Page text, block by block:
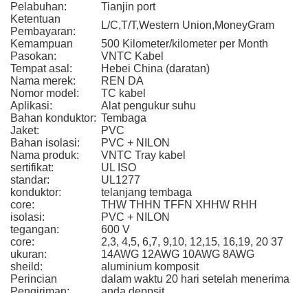
Pelabuhan:
Tianjin port
Ketentuan
Pembayaran:
L/C,T/T,Western Union,MoneyGram
Kemampuan
Pasokan:
500 Kilometer/kilometer per Month
VNTC Kabel
Tempat asal:
Hebei China (daratan)
Nama merek:
REN DA
Nomor model:
TC kabel
Aplikasi:
Alat pengukur suhu
Bahan konduktor: Tembaga
Jaket:
PVC
Bahan isolasi:
PVC + NILON
Nama produk:
VNTC Tray kabel
sertifikat:
UL ISO
standar:
UL1277
konduktor:
telanjang tembaga
core:
THW THHN TFFN XHHW RHH
isolasi:
PVC + NILON
tegangan:
600 V
core:
2,3, 4,5, 6,7, 9,10, 12,15, 16,19, 20 37
ukuran:
14AWG 12AWG 10AWG 8AWG
sheild:
aluminium komposit
Perincian
dalam waktu 20 hari setelah menerima